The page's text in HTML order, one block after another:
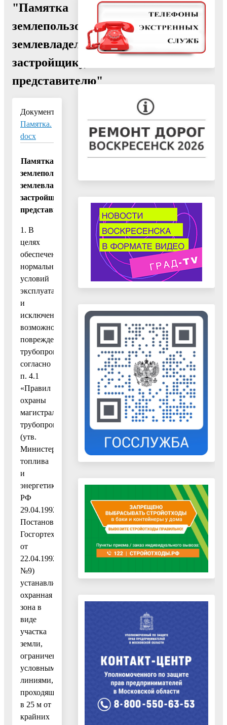
"Памятка
землепользователю,
землевладельцу,
застройщику,
представителю"
Документ:
Памятка.
docx
Памятка
землепользователю,
землевладельцу,
застройщику,
представителю:
1. В
целях
обеспечения
нормальных
условий
эксплуатации
и
исключения
возможности
повреждения
трубопроводов
согласно
п. 4.1
«Правил
охраны
магистральных
трубопроводов»
(утв.
Министерством
топлива
и
энергетики
РФ
29.04.1992,
Постановлением
Госгортехнадзора
от
22.04.1992
№9)
устанавливается
охранная
зона в
виде
участка
земли,
ограниченного
условными
линиями,
проходящими
в 25 м от
крайних